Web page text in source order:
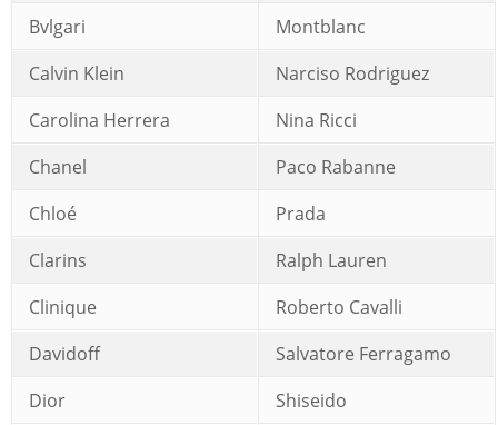
Bvlgari
Montblanc
Calvin Klein
Narciso Rodriguez
Carolina Herrera
Nina Ricci
Chanel
Paco Rabanne
Chloé
Prada
Clarins
Ralph Lauren
Clinique
Roberto Cavalli
Davidoff
Salvatore Ferragamo
Dior
Shiseido